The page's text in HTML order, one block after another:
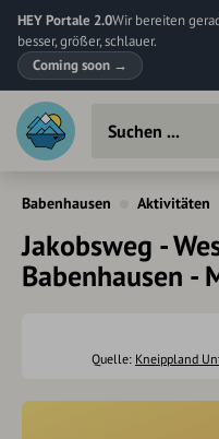
HEY Portale 2.0Wir bereiten
besser, größer, schlauer.
Coming soon →
Babenhausen Aktivitäten
Jakobsweg -
Babenhausen -
Quelle: Kneippland